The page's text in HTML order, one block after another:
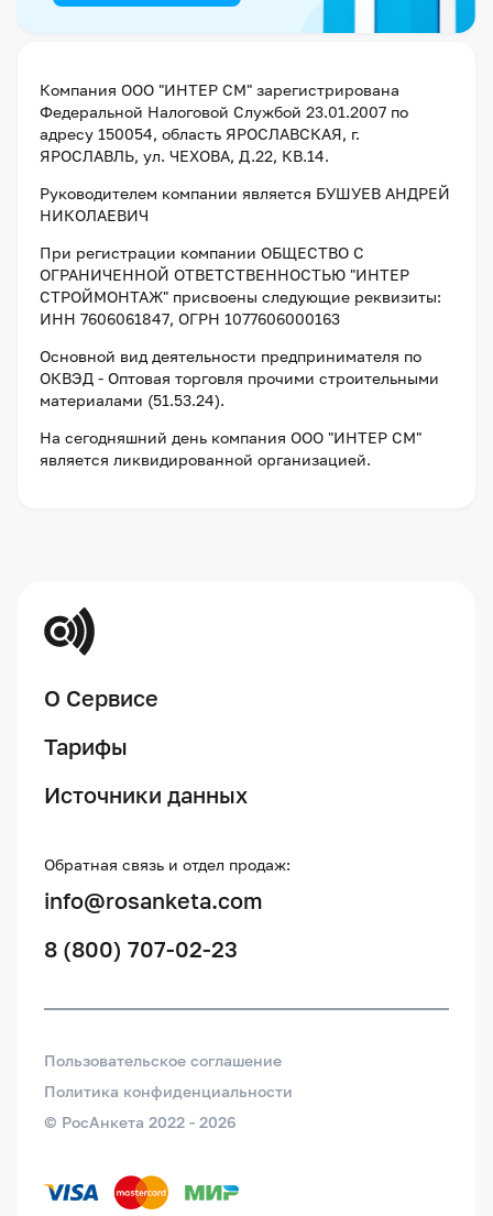
Компания ООО "ИНТЕР СМ" зарегистрирована
Федеральной Налоговой Службой 23.01.2007 по
адресу 150054, область ЯРОСЛАВСКАЯ, г.
ЯРОСЛАВЛЬ, ул. ЧЕХОВА, Д.22, КВ.14.
Руководителем компании является БУШУЕВ АНДРЕЙ
НИКОЛАЕВИЧ
При регистрации компании ОБЩЕСТВО С
ОГРАНИЧЕННОЙ ОТВЕТСТВЕННОСТЬЮ "ИНТЕР
СТРОЙМОНТАЖ" присвоены следующие реквизиты:
ИНН 7606061847, ОГРН 1077606000163
Основной вид деятельности предпринимателя по
ОКВЭД - Оптовая торговля прочими строительными
материалами (51.53.24).
На сегодняшний день компания ООО "ИНТЕР СМ"
является ликвидированной организацией.
О Сервисе
Тарифы
Источники данных
Обратная связь и отдел продаж:
info@rosanketa.com
8 (800) 707-02-23
Пользовательское соглашение
Политика конфиденциальности
© РосАнкета 2022 - 2026